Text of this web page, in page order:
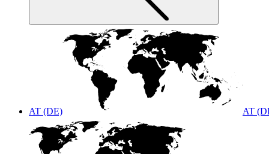
AT (DE) AT